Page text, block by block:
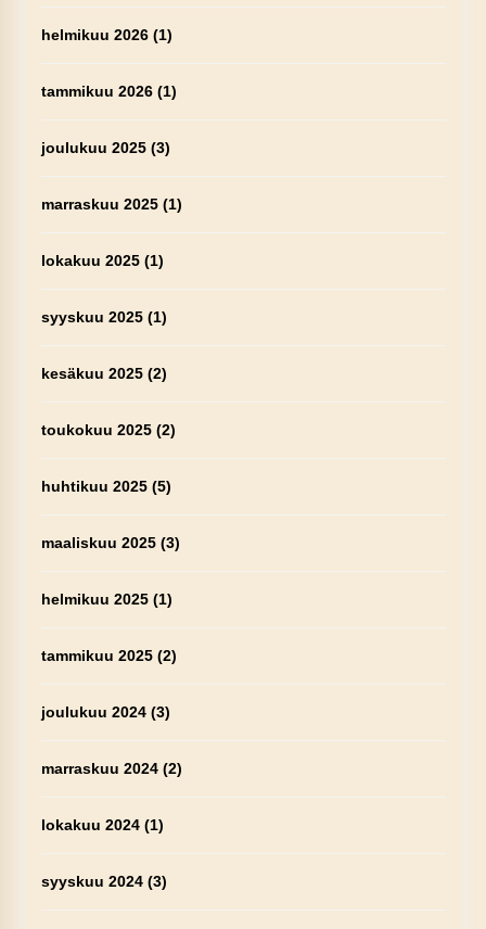
helmikuu 2026(1)
tammikuu 2026(1)
joulukuu 2025(3)
marraskuu 2025(1)
lokakuu 2025(1)
syyskuu 2025(1)
kesäkuu 2025(2)
toukokuu 2025(2)
huhtikuu 2025(5)
maaliskuu 2025(3)
helmikuu 2025(1)
tammikuu 2025(2)
joulukuu 2024(3)
marraskuu 2024(2)
lokakuu 2024(1)
syyskuu 2024(3)